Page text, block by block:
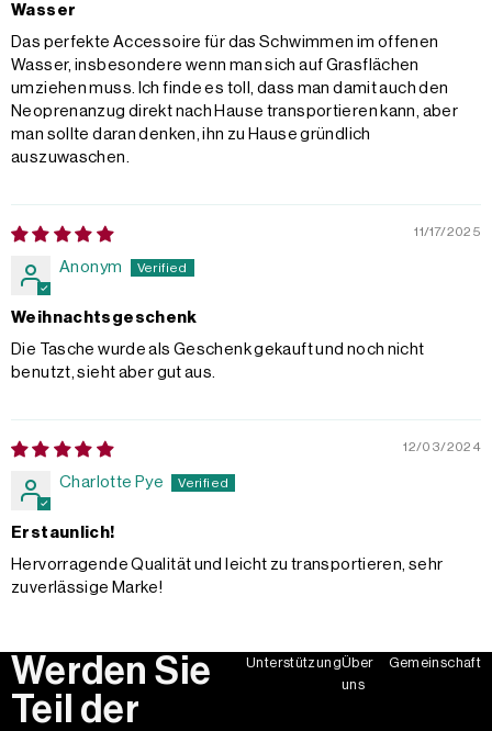
Wasser
Das perfekte Accessoire für das Schwimmen im offenen
Wasser, insbesondere wenn man sich auf Grasflächen
umziehen muss. Ich finde es toll, dass man damit auch den
Neoprenanzug direkt nach Hause transportieren kann, aber
man sollte daran denken, ihn zu Hause gründlich
auszuwaschen.
11/17/2025
Anonym
Weihnachtsgeschenk
Die Tasche wurde als Geschenk gekauft und noch nicht
benutzt, sieht aber gut aus.
12/03/2024
Charlotte Pye
Erstaunlich!
Hervorragende Qualität und leicht zu transportieren, sehr
zuverlässige Marke!
Werden Sie
Teil der
UnterstützungÜber
uns
Gemeinschaft